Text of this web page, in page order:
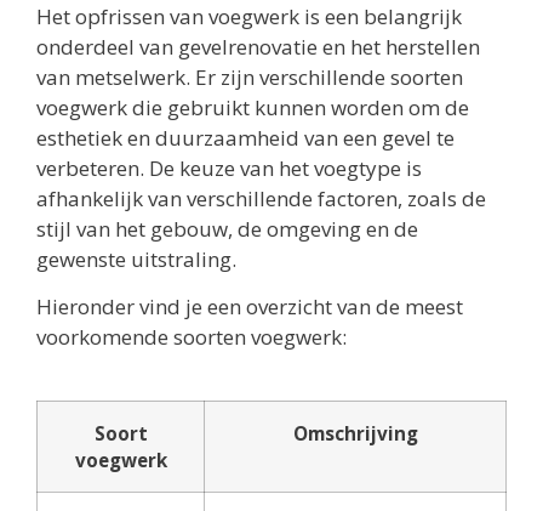
Het opfrissen van voegwerk is een belangrijk
onderdeel van gevelrenovatie en het herstellen
van metselwerk. Er zijn verschillende soorten
voegwerk die gebruikt kunnen worden om de
esthetiek en duurzaamheid van een gevel te
verbeteren. De keuze van het voegtype is
afhankelijk van verschillende factoren, zoals de
stijl van het gebouw, de omgeving en de
gewenste uitstraling.
Hieronder vind je een overzicht van de meest
voorkomende soorten voegwerk:
Soort
voegwerk
Omschrijving